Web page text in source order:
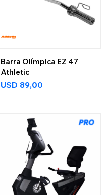
Barra Olímpica EZ 47
Athletic
USD 89,00